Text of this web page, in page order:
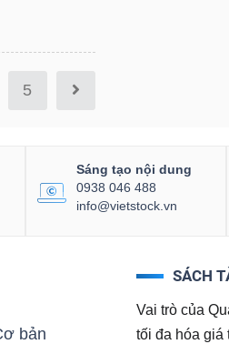
5
Sáng tạo nội dung
0938 046 488
info@vietstock.vn
bản
SÁCH
Vai trò của
tối đa hóa giá